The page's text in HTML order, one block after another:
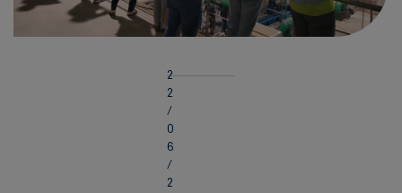
2
2
/
0
6
/
2